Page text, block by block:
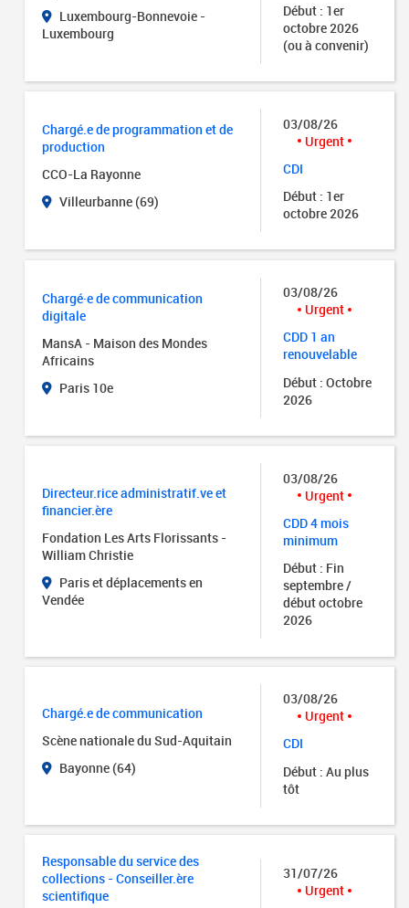
Luxembourg-Bonnevoie -
Luxembourg
Début : 1er
octobre 2026
(ou à convenir)
Chargé.e de programmation et de
production
CCO-La Rayonne
Villeurbanne (69)
03/08/26
Urgent
CDI
Début : 1er
octobre 2026
Chargé·e de communication
digitale
MansA - Maison des Mondes
Africains
Paris 10e
03/08/26
Urgent
CDD 1 an
renouvelable
Début : Octobre
2026
Directeur.rice administratif.ve et
financier.ère
Fondation Les Arts Florissants -
William Christie
Paris et déplacements en
Vendée
03/08/26
Urgent
CDD 4 mois
minimum
Début : Fin
septembre /
début octobre
2026
Chargé.e de communication
Scène nationale du Sud-Aquitain
Bayonne (64)
03/08/26
Urgent
CDI
Début : Au plus
tôt
Responsable du service des
collections - Conseiller.ère
scientifique
31/07/26
Urgent